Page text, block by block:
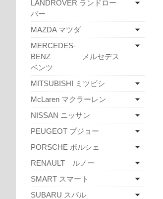
LANDROVER ランドロー
バー
MAZDA マツダ
MERCEDES-
BENZ メルセデス
ベンツ
MITSUBISHI ミツビシ
McLaren マクラーレン
NISSAN ニッサン
PEUGEOT プジョー
PORSCHE ポルシェ
RENAULT ルノー
SMART スマート
SUBARU スバル